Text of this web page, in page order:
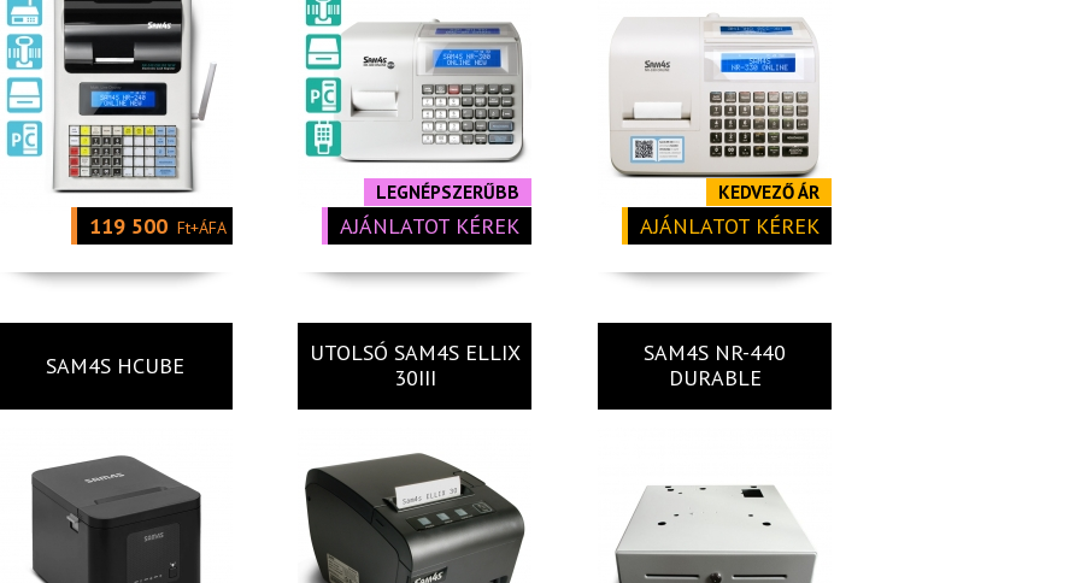
119 500 Ft+ÁFA
LEGNÉPSZERŰBB
AJÁNLATOT KÉREK
KEDVEZŐ ÁR
AJÁNLATOT KÉREK
SAM4S HCUBE
UTOLSÓ SAM4S ELLIX
30III
SAM4S NR-440
DURABLE